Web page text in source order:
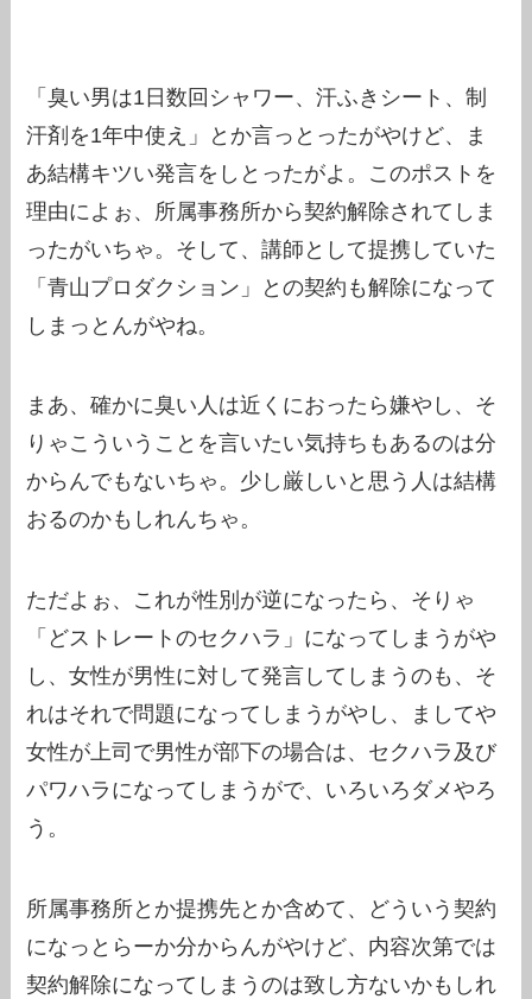
「臭い男は1日数回シャワー、汗ふきシート、制
汗剤を1年中使え」とか言っとったがやけど、ま
あ結構キツい発言をしとったがよ。このポストを
理由によぉ、所属事務所から契約解除されてしま
ったがいちゃ。そして、講師として提携していた
「青山プロダクション」との契約も解除になって
しまっとんがやね。
まあ、確かに臭い人は近くにおったら嫌やし、そ
りゃこういうことを言いたい気持ちもあるのは分
からんでもないちゃ。少し厳しいと思う人は結構
おるのかもしれんちゃ。
ただよぉ、これが性別が逆になったら、そりゃ
「どストレートのセクハラ」になってしまうがや
し、女性が男性に対して発言してしまうのも、そ
れはそれで問題になってしまうがやし、ましてや
女性が上司で男性が部下の場合は、セクハラ及び
パワハラになってしまうがで、いろいろダメやろ
う。
所属事務所とか提携先とか含めて、どういう契約
になっとらーか分からんがやけど、内容次第では
契約解除になってしまうのは致し方ないかもしれ